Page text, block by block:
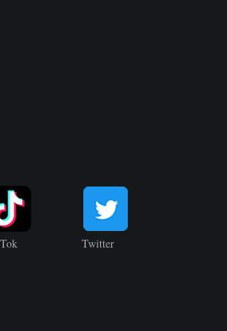
Twitter